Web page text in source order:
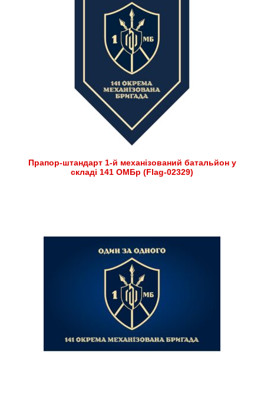
Прапор-штандарт 1-й механізований батальйон у
складі 141 ОМБр (Flag-02329)